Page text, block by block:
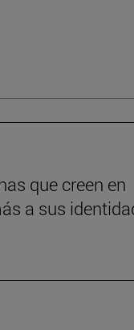
que creen en
a sus